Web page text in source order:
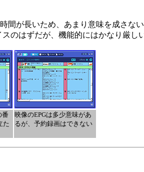
間が長いため、あまり意味を成さな
のはずだが、機能的にはかなり厳し
番
た
映像のEPGは多少意味があ
るが、予約録画はできない